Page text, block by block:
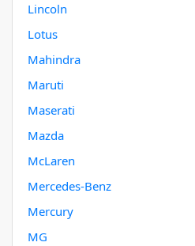
Lincoln
Lotus
Mahindra
Maruti
Maserati
Mazda
McLaren
Mercedes-Benz
Mercury
MG